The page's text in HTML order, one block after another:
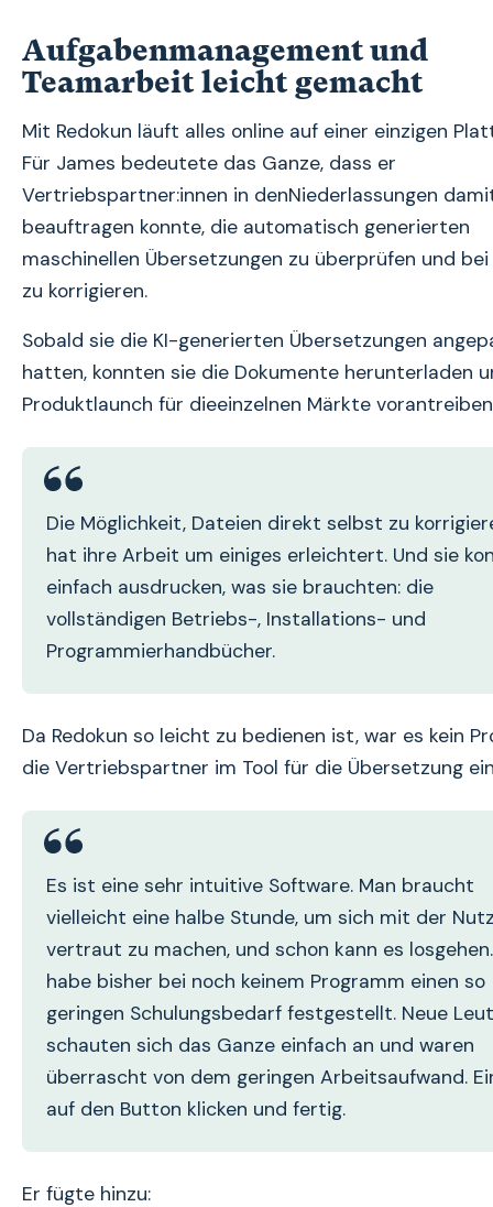
Aufgabenmanagement und
Teamarbeit leicht gemacht
Mit Redokun läuft alles online auf einer einzigen
Für James bedeutete das Ganze, dass er
Vertriebspartner:innen in denNiederlassungen
beauftragen konnte, die automatisch generierten
maschinellen Übersetzungen zu überprüfen und
zu korrigieren.
Sobald sie die KI-generierten Übersetzungen
hatten, konnten sie die Dokumente herunterladen
Produktlaunch für dieeinzelnen Märkte
Die Möglichkeit, Dateien direkt selbst zu
hat ihre Arbeit um einiges erleichtert. Und sie
einfach ausdrucken, was sie brauchten: die
vollständigen Betriebs-, Installations- und
Programmierhandbücher.
Da Redokun so leicht zu bedienen ist, war es kein
die Vertriebspartner im Tool für die Übersetzung
Es ist eine sehr intuitive Software. Man braucht
vielleicht eine halbe Stunde, um sich mit der
vertraut zu machen, und schon kann es
habe bisher bei noch keinem Programm einen so
geringen Schulungsbedarf festgestellt. Neue
schauten sich das Ganze einfach an und waren
überrascht von dem geringen Arbeitsaufwand.
auf den Button klicken und fertig.
Er fügte hinzu: